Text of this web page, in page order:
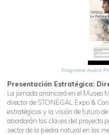
Programa Avant
Presentación Estratégica:
La jornada arrancará en el Museo
director de STONEGAL Expo &
estratégicos y la visión de futuro
abordarán las claves del proyecto
sector de la piedra natural en los